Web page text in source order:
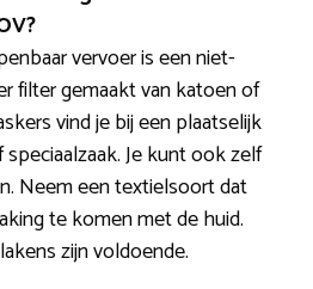
vervoer is een niet-
filter gemaakt van katoen of
vind je bij een plaatselijk
Je kunt ook zelf
Neem een textielsoort dat
te komen met de huid.
zijn voldoende.